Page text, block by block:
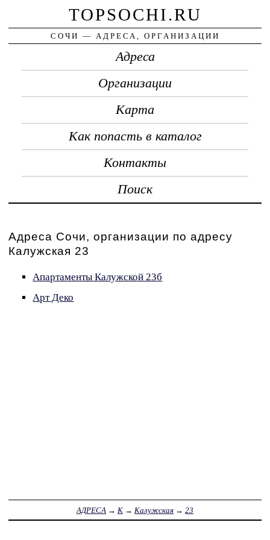
TOPSOCHI.RU
СОЧИ — АДРЕСА, ОРГАНИЗАЦИИ
Адреса
Организации
Карта
Как попасть в каталог
Контакты
Поиск
Адреса Сочи, организации по адресу
Калужская 23
Апартаменты Калужской 23б
Арт Деко
АДРЕСА → К → Калужская → 23